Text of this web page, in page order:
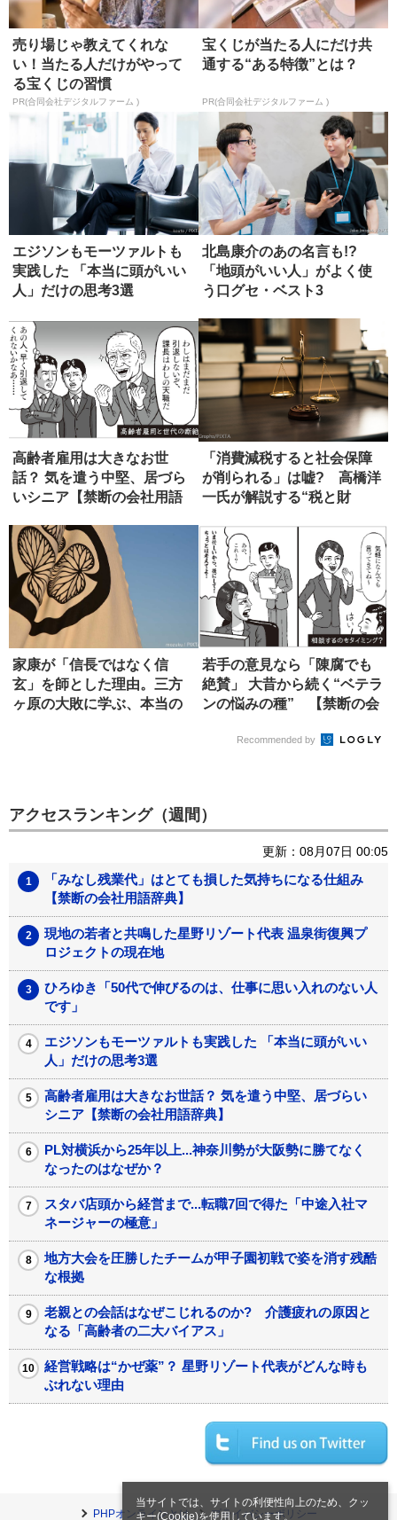
当サイトでは、サイトの利便性向上のため、クッ
キー(Cookie)を使用しています。
売り場じゃ教えてくれな
い！当たる人だけがやって
る宝くじの習慣
PR(合同会社デジタルファーム )
宝くじが当たる人にだけ共
通する“ある特徴”とは？
PR(合同会社デジタルファーム )
エジソンもモーツァルトも
実践した 「本当に頭がいい
人」だけの思考3選
北島康介のあの名言も!?
「地頭がいい人」がよく使
う口グセ・ベスト3
高齢者雇用は大きなお世
話？ 気を遣う中堅、居づら
いシニア【禁断の会社用語
「消費減税すると社会保障
が削られる」は嘘? 高橋洋
一氏が解説する“税と財
家康が「信長ではなく信
玄」を師とした理由。三方
ヶ原の大敗に学ぶ、本当の
若手の意見なら「陳腐でも
絶賛」 大昔から続く“ベテラ
ンの悩みの種” 【禁断の会
Recommended by
アクセスランキング（週間）
更新：08月07日 00:05
「みなし残業代」はとても損した気持ちになる仕組み
【禁断の会社用語辞典】
現地の若者と共鳴した星野リゾート代表 温泉街復興プ
ロジェクトの現在地
ひろゆき「50代で伸びるのは、仕事に思い入れのない人
です」
エジソンもモーツァルトも実践した 「本当に頭がいい
人」だけの思考3選
高齢者雇用は大きなお世話？ 気を遣う中堅、居づらい
シニア【禁断の会社用語辞典】
PL対横浜から25年以上...神奈川勢が大阪勢に勝てなく
なったのはなぜか？
スタバ店頭から経営まで...転職7回で得た「中途入社マ
ネージャーの極意」
地方大会を圧勝したチームが甲子園初戦で姿を消す残酷
な根拠
老親との会話はなぜこじれるのか? 介護疲れの原因と
なる「高齢者の二大バイアス」
経営戦略は“かぜ薬”？ 星野リゾート代表がどんな時も
ぶれない理由
PHPオンラインとは プライバシーポリシー